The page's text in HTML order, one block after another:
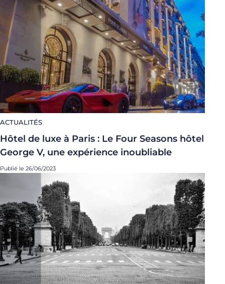
ACTUALITÉS
Hôtel de luxe à Paris : Le Four Seasons hôtel
George V, une expérience inoubliable
Publié le 26/06/2023